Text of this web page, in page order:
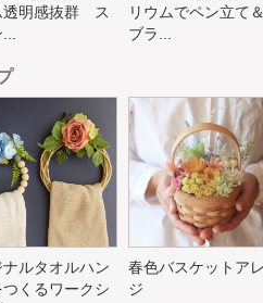
透明感抜群 ス
リウムでペン立て
ブラ...
ナルタオルハン
つくるワークシ
春色バスケットア
ジ